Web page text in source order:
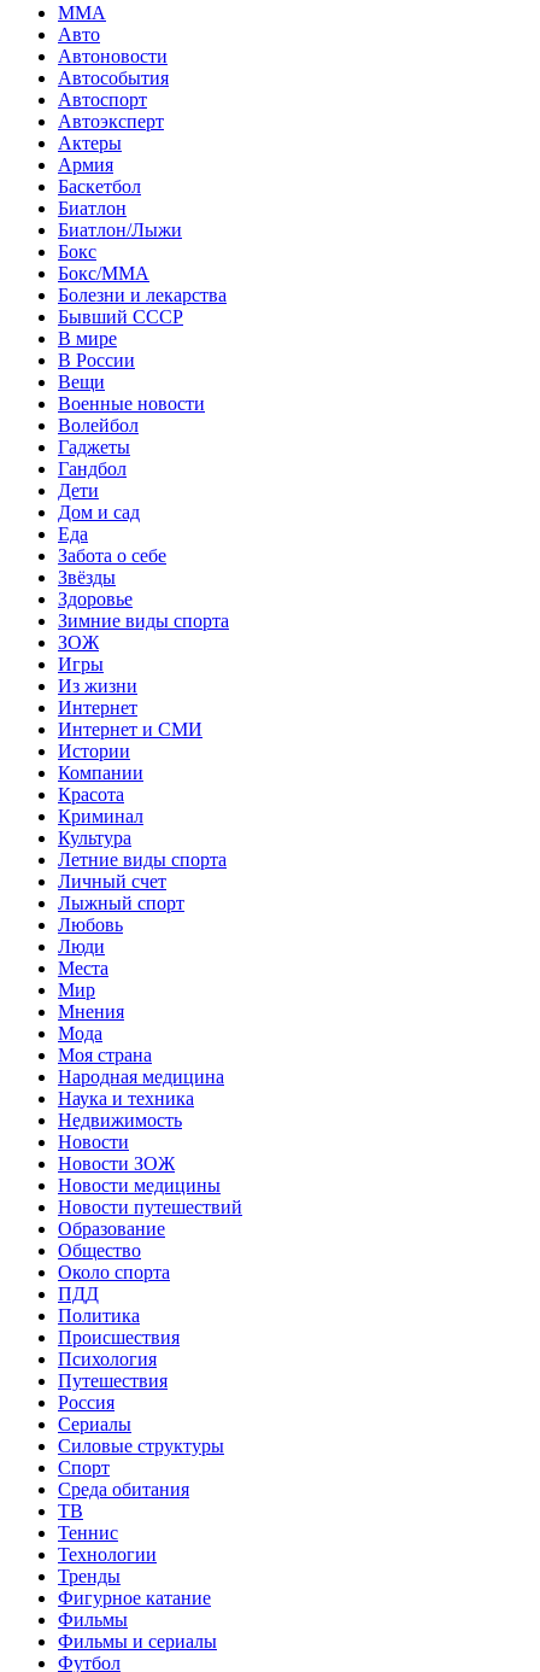
MMA
Авто
Автоновости
Автособытия
Автоспорт
Автоэксперт
Актеры
Армия
Баскетбол
Биатлон
Биатлон/Лыжи
Бокс
Бокс/MMA
Болезни и лекарства
Бывший СССР
В мире
В России
Вещи
Военные новости
Волейбол
Гаджеты
Гандбол
Дети
Дом и сад
Еда
Забота о себе
Звёзды
Здоровье
Зимние виды спорта
ЗОЖ
Игры
Из жизни
Интернет
Интернет и СМИ
Истории
Компании
Красота
Криминал
Культура
Летние виды спорта
Личный счет
Лыжный спорт
Любовь
Люди
Места
Мир
Мнения
Мода
Моя страна
Народная медицина
Наука и техника
Недвижимость
Новости
Новости ЗОЖ
Новости медицины
Новости путешествий
Образование
Общество
Около спорта
ПДД
Политика
Происшествия
Психология
Путешествия
Россия
Сериалы
Силовые структуры
Спорт
Среда обитания
ТВ
Теннис
Технологии
Тренды
Фигурное катание
Фильмы
Фильмы и сериалы
Футбол